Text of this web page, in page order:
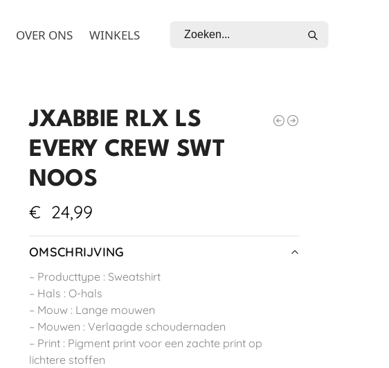
OVER ONS WINKELS
JXABBIE RLX LS
EVERY CREW SWT
NOOS
€ 24,99
OMSCHRIJVING
– Producttype : Sweatshirt
– Hals : O-hals
– Mouw : Lange mouwen
– Mouwen : Verlaagde schoudernaden
– Print : Pigment print voor een zachte print op
lichtere stoffen